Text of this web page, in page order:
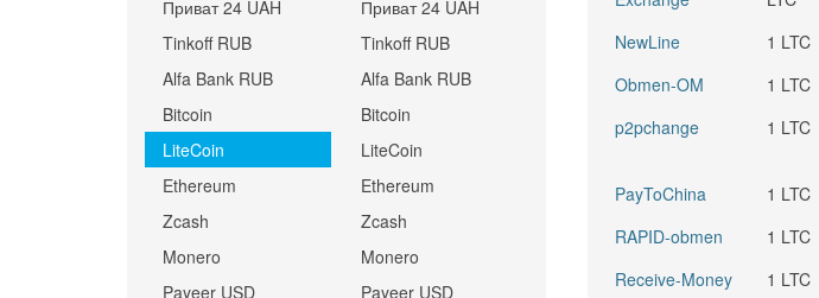
Приват 24 UAH
Tinkoff RUB
Alfa Bank RUB
Bitcoin
LiteCoin
Ethereum
Zcash
Monero
Payeer USD
Приват 24 UAH
Tinkoff RUB
Alfa Bank RUB
Bitcoin
LiteCoin
Ethereum
Zcash
Monero
Payeer USD
NewLine 1 LTC
Obmen-OM
1 LTC
p2pchange
1 LTC
PayToChina 1 LTC
RAPID-obmen
1 LTC
Receive-Money
1 LTC